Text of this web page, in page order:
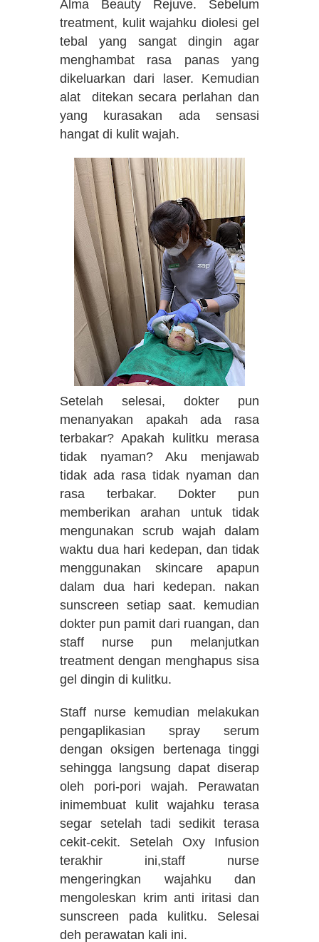
Alma Beauty Rejuve. Sebelum
treatment, kulit wajahku diolesi gel
tebal yang sangat dingin agar
menghambat rasa panas yang
dikeluarkan dari laser. Kemudian
alat ditekan secara perlahan dan
yang kurasakan ada sensasi
hangat di kulit wajah.
Setelah selesai, dokter pun
menanyakan apakah ada rasa
terbakar? Apakah kulitku merasa
tidak nyaman? Aku menjawab
tidak ada rasa tidak nyaman dan
rasa terbakar. Dokter pun
memberikan arahan untuk tidak
mengunakan scrub wajah dalam
waktu dua hari kedepan, dan tidak
menggunakan skincare apapun
dalam dua hari kedepan. nakan
sunscreen setiap saat. kemudian
dokter pun pamit dari ruangan, dan
staff nurse pun melanjutkan
treatment dengan menghapus sisa
gel dingin di kulitku.
Staff nurse kemudian melakukan
pengaplikasian spray serum
dengan oksigen bertenaga tinggi
sehingga langsung dapat diserap
oleh pori-pori wajah. Perawatan
inimembuat kulit wajahku terasa
segar setelah tadi sedikit terasa
cekit-cekit. Setelah Oxy Infusion
terakhir ini,staff nurse
mengeringkan wajahku dan
mengoleskan krim anti iritasi dan
sunscreen pada kulitku. Selesai
deh perawatan kali ini.